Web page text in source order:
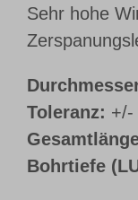
Sehr hohe
Toleranz: +/-
Bohrtiefe